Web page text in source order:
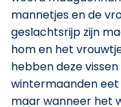
mannetjes en de
geslachtsrijp zijn
hom en het
hebben deze
wintermaanden
maar wanneer het